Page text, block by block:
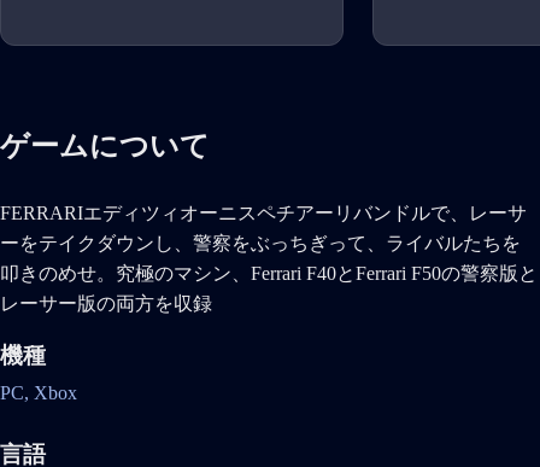
ゲームについて
FERRARIエディツィオーニスペチアーリバンドルで、レーサ
ーをテイクダウンし、警察をぶっちぎって、ライバルたちを
叩きのめせ。究極のマシン、Ferrari F40とFerrari F50の警察版と
レーサー版の両方を収録
機種
PC, Xbox
言語